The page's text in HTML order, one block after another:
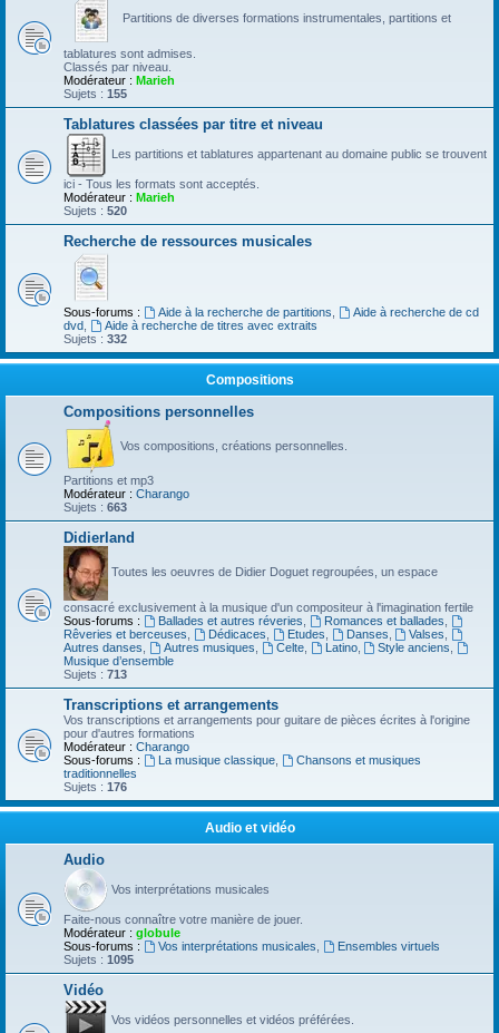
Partitions de diverses formations instrumentales, partitions et
tablatures sont admises.
Classés par niveau.
Modérateur : Marieh
Sujets : 155
Tablatures classées par titre et niveau
Les partitions et tablatures appartenant au domaine public se trouvent
ici - Tous les formats sont acceptés.
Modérateur : Marieh
Sujets : 520
Recherche de ressources musicales
Sous-forums : Aide à la recherche de partitions
Aide à recherche de cd
dvd
Aide à recherche de titres avec extraits
Sujets : 332
Compositions
Compositions personnelles
Vos compositions, créations personnelles.
Partitions et mp3
Modérateur : Charango
Sujets : 663
Didierland
Toutes les oeuvres de Didier Doguet regroupées, un espace
consacré exclusivement à la musique d'un compositeur à l'imagination fertile
Sous-forums :
Ballades et autres réveries Romances et ballades
Rêveries et berceuses
Dédicaces Etudes Danses Valses
Autres danses
Autres musiques Celte, Latino, Style anciens
Musique d’ensemble
Sujets : 713
Transcriptions et arrangements
Vos transcriptions et arrangements pour guitare de pièces écrites à l'origine
pour d'autres formations
Modérateur : Charango
Sous-forums :
La musique classique,
Chansons et musiques
traditionnelles
Sujets : 176
Audio et vidéo
Audio
Vos interprétations musicales
Faite-nous connaître votre manière de jouer.
Modérateur : globule
Sous-forums :
Vos interprétations musicales
Ensembles virtuels
Sujets : 1095
Vidéo
Vos vidéos personnelles et vidéos préférées.